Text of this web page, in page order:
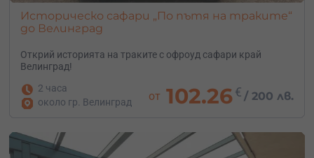
Историческо сафари „По пътя на траките“
до Велинград
Открий историята на траките с офроуд сафари край
Велинград!
2 часа
около гр. Велинград
от 102.26€ /200 лв.